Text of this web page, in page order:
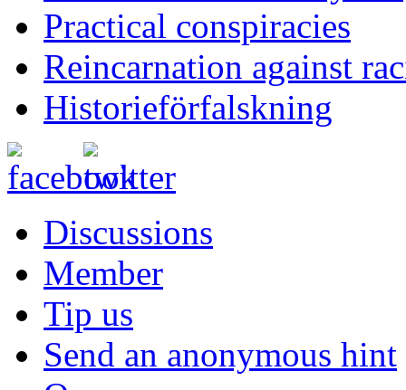
Practical conspiracies
Reincarnation against
Historieförfalskning
Discussions
Member
Tip us
Send an anonymous hint